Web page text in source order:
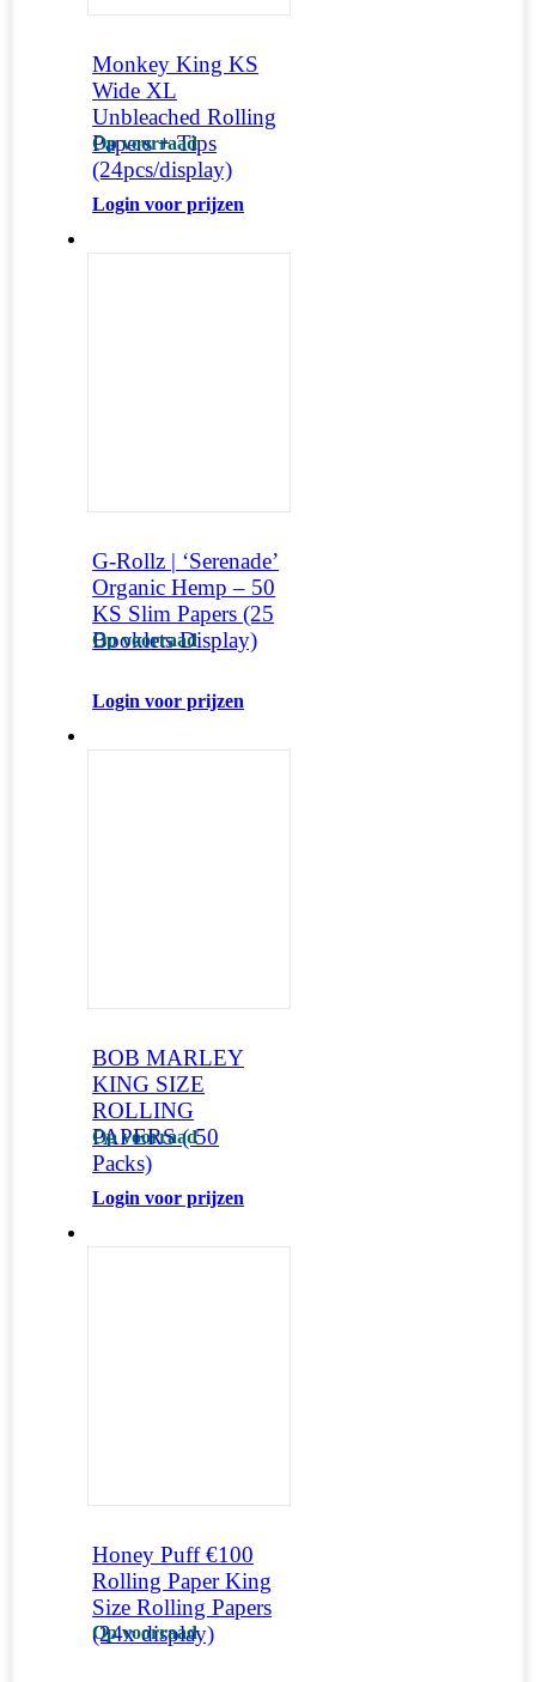
Monkey King KS
Wide XL
Unbleached Rolling
Papers + Tips
(24pcs/display)
Op voorraad
Login voor prijzen
G-Rollz | ‘Serenade’
Organic Hemp – 50
KS Slim Papers (25
Booklets Display)
Op voorraad
Login voor prijzen
BOB MARLEY
KING SIZE
ROLLING
PAPERS ( 50
Packs)
Op voorraad
Login voor prijzen
Honey Puff €100
Rolling Paper King
Size Rolling Papers
(24x display)
Op voorraad